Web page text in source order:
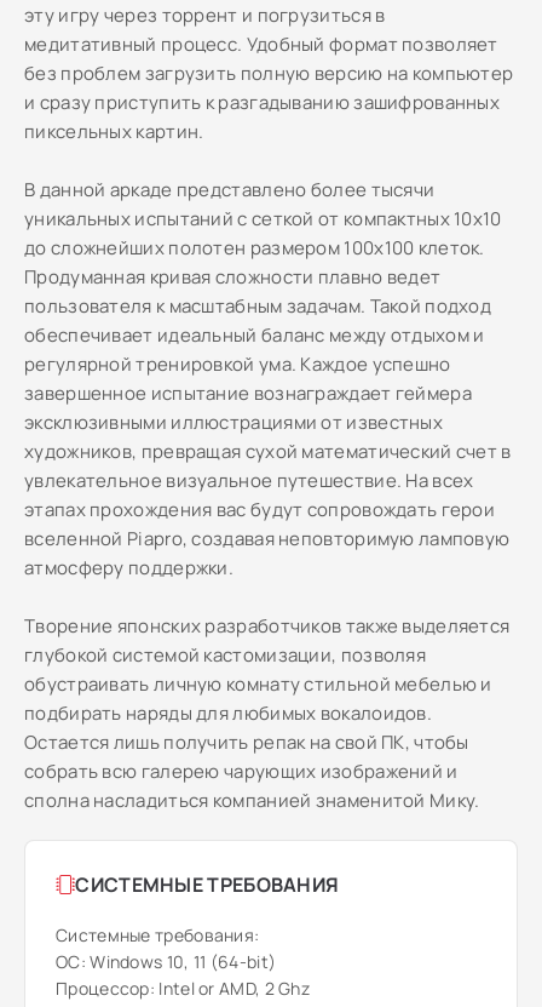
эту игру через торрент и погрузиться в
медитативный процесс. Удобный формат позволяет
без проблем загрузить полную версию на компьютер
и сразу приступить к разгадыванию зашифрованных
пиксельных картин.
В данной аркаде представлено более тысячи
уникальных испытаний с сеткой от компактных 10x10
до сложнейших полотен размером 100x100 клеток.
Продуманная кривая сложности плавно ведет
пользователя к масштабным задачам. Такой подход
обеспечивает идеальный баланс между отдыхом и
регулярной тренировкой ума. Каждое успешно
завершенное испытание вознаграждает геймера
эксклюзивными иллюстрациями от известных
художников, превращая сухой математический счет в
увлекательное визуальное путешествие. На всех
этапах прохождения вас будут сопровождать герои
вселенной Piapro, создавая неповторимую ламповую
атмосферу поддержки.
Творение японских разработчиков также выделяется
глубокой системой кастомизации, позволяя
обустраивать личную комнату стильной мебелью и
подбирать наряды для любимых вокалоидов.
Остается лишь получить репак на свой ПК, чтобы
собрать всю галерею чарующих изображений и
сполна насладиться компанией знаменитой Мику.
СИСТЕМНЫЕ ТРЕБОВАНИЯ
Системные требования:
ОС: Windows 10, 11 (64-bit)
Процессор: Intel or AMD, 2 Ghz